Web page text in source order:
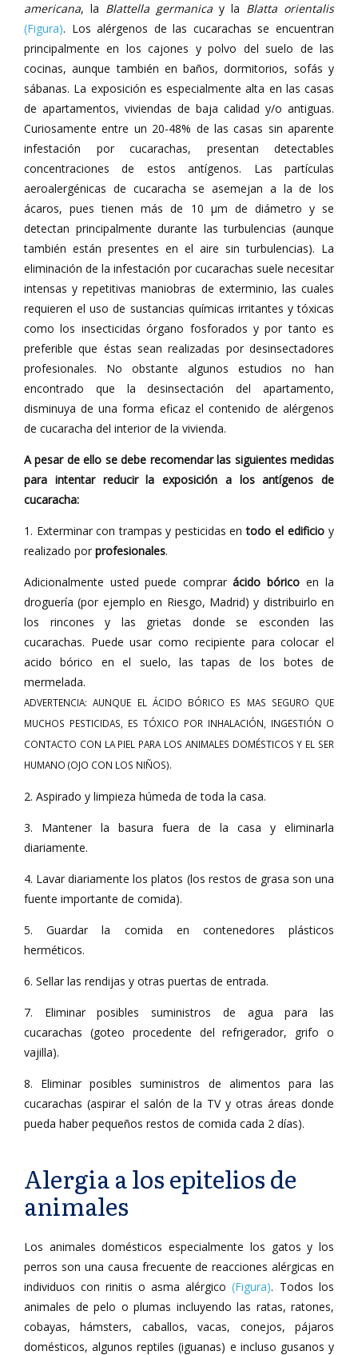
americana, la Blattella germanica y la Blatta orientalis
(Figura). Los alérgenos de las cucarachas se encuentran
principalmente en los cajones y polvo del suelo de las
cocinas, aunque también en baños, dormitorios, sofás y
sábanas. La exposición es especialmente alta en las casas
de apartamentos, viviendas de baja calidad y/o antiguas.
Curiosamente entre un 20-48% de las casas sin aparente
infestación por cucarachas, presentan detectables
concentraciones de estos antígenos. Las partículas
aeroalergénicas de cucaracha se asemejan a la de los
ácaros, pues tienen más de 10 µm de diámetro y se
detectan principalmente durante las turbulencias (aunque
también están presentes en el aire sin turbulencias). La
eliminación de la infestación por cucarachas suele necesitar
intensas y repetitivas maniobras de exterminio, las cuales
requieren el uso de sustancias químicas irritantes y tóxicas
como los insecticidas órgano fosforados y por tanto es
preferible que éstas sean realizadas por desinsectadores
profesionales. No obstante algunos estudios no han
encontrado que la desinsectación del apartamento,
disminuya de una forma eficaz el contenido de alérgenos
de cucaracha del interior de la vivienda.
A pesar de ello se debe recomendar las siguientes medidas
para intentar reducir la exposición a los antígenos de
cucaracha:
1. Exterminar con trampas y pesticidas entodo el edificio y
realizado por profesionales.
Adicionalmente usted puede comprar ácido bórico en la
droguería (por ejemplo en Riesgo, Madrid) y distribuirlo en
los rincones y las grietas donde se esconden las
cucarachas. Puede usar como recipiente para colocar el
acido bórico en el suelo, las tapas de los botes de
mermelada.
ADVERTENCIA: AUNQUE EL ÁCIDO BÓRICO ES MAS SEGURO QUE
MUCHOS PESTICIDAS, ES TÓXICO POR INHALACIÓN, INGESTIÓN O
CONTACTO CON LA PIEL PARA LOS ANIMALES DOMÉSTICOS Y EL SER
HUMANO (OJO CON LOS NIÑOS).
2. Aspirado y limpieza húmeda de toda la casa.
3. Mantener la basura fuera de la casa y eliminarla
diariamente.
4. Lavar diariamente los platos (los restos de grasa son una
fuente importante de comida).
5. Guardar la comida en contenedores plásticos
herméticos.
6. Sellar las rendijas y otras puertas de entrada.
7. Eliminar posibles suministros de agua para las
cucarachas (goteo procedente del refrigerador, grifo o
vajilla).
8. Eliminar posibles suministros de alimentos para las
cucarachas (aspirar el salón de la TV y otras áreas donde
pueda haber pequeños restos de comida cada 2 días).
Alergia a los epitelios de
animales
Los animales domésticos especialmente los gatos y los
perros son una causa frecuente de reacciones alérgicas en
individuos con rinitis o asma alérgico (Figura). Todos los
animales de pelo o plumas incluyendo las ratas, ratones,
cobayas, hámsters, caballos, vacas, conejos, pájaros
domésticos, algunos reptiles (iguanas) e incluso gusanos y